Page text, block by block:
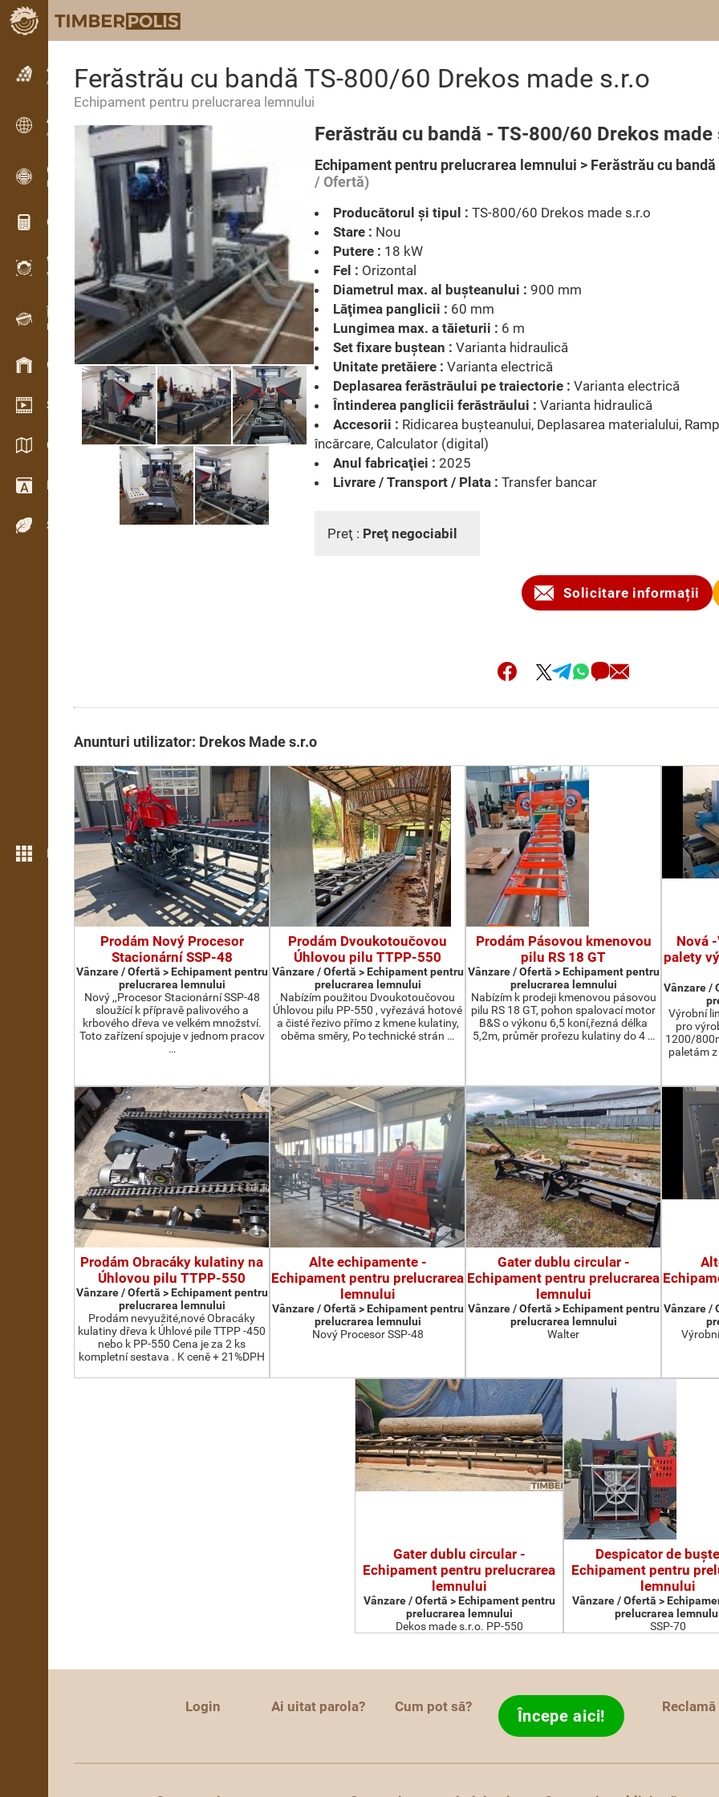
Anunțuri
Anunturi text
Anunțuri
Anunțuri internaționale
OPTI-TIMB
Modele de debitare
Calculatoare lemn
WoodProfi
Volum de lemn cu IA
Înregistrator de date
Inventarul lemnului pe teren
Gestionarea stocurilor
Showroom video
Cataloage / Broșuri
Dicţionar
Specii de lemn
Mai multe opțiuni
Ferăstrău cu bandă TS-800/60 Drekos made s.r.o
Echipament pentru prelucrarea lemnului
Ferăstrău cu bandă - TS-800/60 Drekos made
Echipament pentru prelucrarea lemnului > Ferăstrău cu bandă
/ Ofertă)
Producătorul şi tipul : TS-800/60 Drekos made s.r.o
Stare : Nou
Putere : 18 kW
Fel : Orizontal
Diametrul max. al buşteanului : 900 mm
Lăţimea panglicii : 60 mm
Lungimea max. a tăieturii : 6 m
Set fixare buştean : Varianta hidraulică
Unitate pretăiere : Varianta electrică
Deplasarea ferăstrăului pe traiectorie : Varianta electrică
Întinderea panglicii ferăstrăului : Varianta hidraulică
Accesorii : Ridicarea buşteanului, Deplasarea materialului,
încărcare, Calculator (digital)
Anul fabricaţiei : 2025
Livrare / Transport / Plata : Transfer bancar
Preţ : Preţ negociabil
Solicitare informații
Anunturi utilizator: Drekos Made s.r.o
Prodám Nový Procesor
Stacionární SSP-48
Vânzare / Ofertă > Echipament pentru
prelucrarea lemnului
Nový ,,Procesor Stacionární SSP-48
sloužící k přípravě palivového a
krbového dřeva ve velkém množství.
Toto zařízení spojuje v jednom pracov
…
Prodám Dvoukotoučovou
Úhlovou pilu TTPP-550
Vânzare / Ofertă > Echipament pentru
prelucrarea lemnului
Nabízím použitou Dvoukotoučovou
Úhlovou pilu PP-550 , vyřezává hotové
a čisté řezivo přímo z kmene kulatiny,
oběma směry, Po technické strán …
Prodám Pásovou kmenovou
pilu RS 18 GT
Vânzare / Ofertă > Echipament pentru
prelucrarea lemnului
Nabízím k prodeji kmenovou pásovou
pilu RS 18 GT, pohon spalovací motor
B&S o výkonu 6,5 koní,řezná délka
5,2m, průměr prořezu kulatiny do 4 …
Nová
palety
Vânzare /
Výrobní
pro
1200/
paletám
Prodám Obracáky kulatiny na
Úhlovou pilu TTPP-550
Vânzare / Ofertă > Echipament pentru
prelucrarea lemnului
Prodám nevyužité,nové Obracáky
kulatiny dřeva k Úhlové pile TTPP -450
nebo k PP-550 Cena je za 2 ks
kompletní sestava . K ceně + 21%DPH
Alte echipamente -
Echipament pentru prelucrarea
lemnului
Vânzare / Ofertă > Echipament pentru
prelucrarea lemnului
Nový Procesor SSP-48
Gater dublu circular -
Echipament pentru prelucrarea
lemnului
Vânzare / Ofertă > Echipament pentru
prelucrarea lemnului
Walter
Vânzare /
Gater dublu circular -
Echipament pentru prelucrarea
lemnului
Vânzare / Ofertă > Echipament pentru
prelucrarea lemnului
Dekos made s.r.o. PP-550
Despicator de
Echipament pentru
lemnului
Vânzare / Ofertă >
prelucrarea
SSP-70
Login Ai uitat parola? Cum pot să? Începe aici! Reclamă